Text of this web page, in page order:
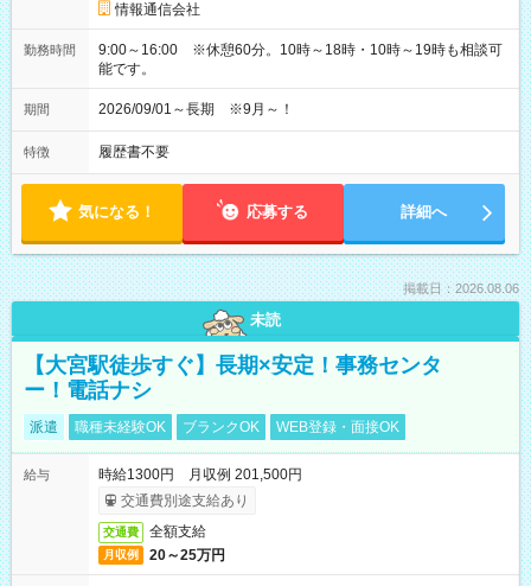
情報通信会社
勤務時間
9:00～16:00 ※休憩60分。10時～18時・10時～19時も相談可
能です。
期間 2026/09/01～長期 ※9月～！
特徴 履歴書不要
気になる！ 応募する 詳細へ
掲載日：2026.08.06
未読
【大宮駅徒歩すぐ】長期×安定！事務センタ
ー！電話ナシ
派遣 職種未経験OK ブランクOK WEB登録・面接OK
給与
時給1300円 月収例 201,500円
交通費別途支給あり
交通費 全額支給
月収例 20～25万円